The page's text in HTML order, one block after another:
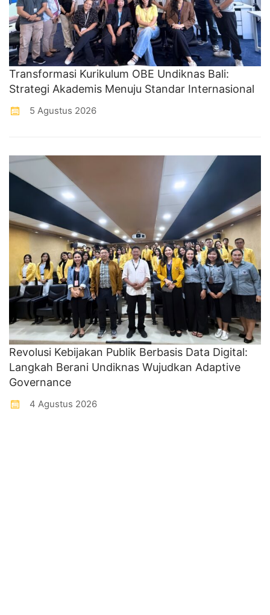
Transformasi Kurikulum OBE Undiknas Bali:
Strategi Akademis Menuju Standar Internasional
5 Agustus 2026
Revolusi Kebijakan Publik Berbasis Data Digital:
Langkah Berani Undiknas Wujudkan Adaptive
Governance
4 Agustus 2026